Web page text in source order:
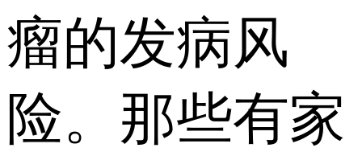
瘤的发病风
险。那些有家